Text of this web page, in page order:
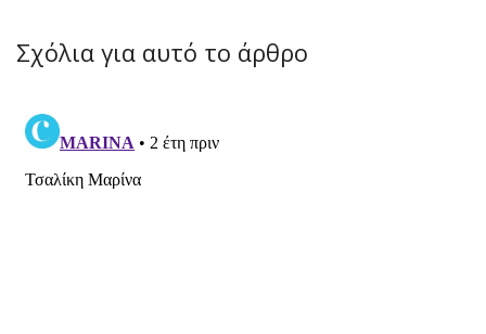
Σχόλια για αυτό το άρθρο